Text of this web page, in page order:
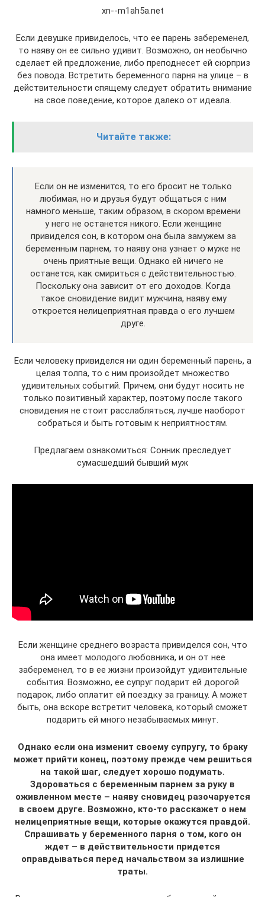
xn--m1ah5a.net
Если девушке привиделось, что ее парень забеременел,
то наяву он ее сильно удивит. Возможно, он необычно
сделает ей предложение, либо преподнесет ей сюрприз
без повода. Встретить беременного парня на улице – в
действительности спящему следует обратить внимание
на свое поведение, которое далеко от идеала.
Читайте также:
Если он не изменится, то его бросит не только
любимая, но и друзья будут общаться с ним
намного меньше, таким образом, в скором времени
у него не останется никого. Если женщине
привиделся сон, в котором она была замужем за
беременным парнем, то наяву она узнает о муже не
очень приятные вещи. Однако ей ничего не
останется, как смириться с действительностью.
Поскольку она зависит от его доходов. Когда
такое сновидение видит мужчина, наяву ему
откроется нелицеприятная правда о его лучшем
друге.
Если человеку привиделся ни один беременный парень, а
целая толпа, то с ним произойдет множество
удивительных событий. Причем, они будут носить не
только позитивный характер, поэтому после такого
сновидения не стоит расслабляться, лучше наоборот
собраться и быть готовым к неприятностям.
Предлагаем ознакомиться: Сонник преследует
сумасшедший бывший муж
Если женщине среднего возраста привиделся сон, что
она имеет молодого любовника, и он от нее
забеременел, то в ее жизни произойдут удивительные
события. Возможно, ее супруг подарит ей дорогой
подарок, либо оплатит ей поездку за границу. А может
быть, она вскоре встретит человека, который сможет
подарить ей много незабываемых минут.
Однако если она изменит своему супругу, то браку
может прийти конец, поэтому прежде чем решиться
на такой шаг, следует хорошо подумать.
Здороваться с беременным парнем за руку в
оживленном месте – наяву сновидец разочаруется
в своем друге. Возможно, кто-то расскажет о нем
нелицеприятные вещи, которые окажутся правдой.
Спрашивать у беременного парня о том, кого он
ждет – в действительности придется
оправдываться перед начальством за излишние
траты.